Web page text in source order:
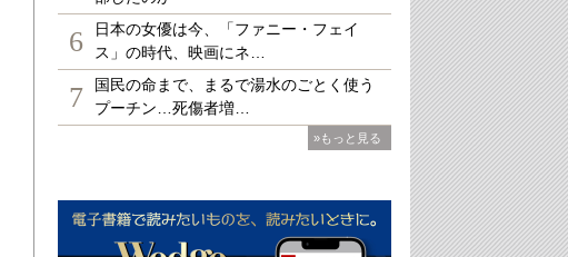
6
日本の女優は今、「ファニー・フェイ
ス」の時代、映画にネ…
7
国民の命まで、まるで湯水のごとく使う
プーチン…死傷者増…
»もっと見る